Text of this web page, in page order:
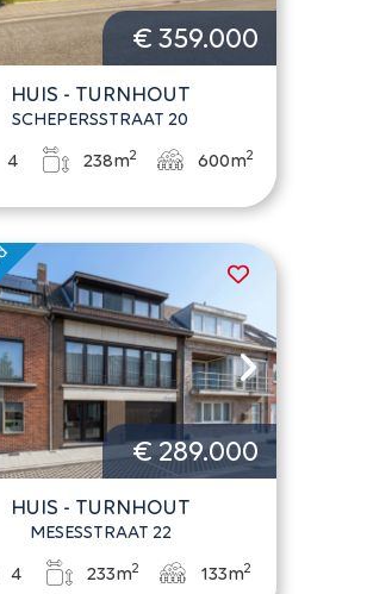
€ 359.000
HUIS - TURNHOUT
SCHEPERSSTRAAT 20
4 238m2 600m2
€ 289.000
HUIS - TURNHOUT
MESESSTRAAT 22
4 233m2 133m2